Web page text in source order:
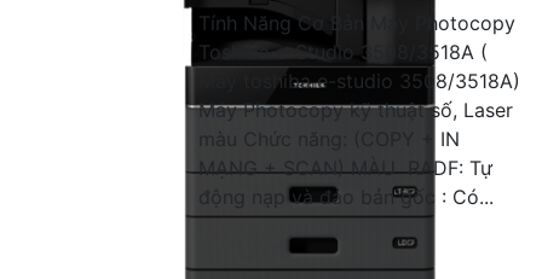
Tính Năng Cơ Bản Máy Photocopy
Toshiba e-Studio 3508/3518A (
Máy toshiba e-studio 3508/3518A)
Máy Photocopy kỹ thuật số, Laser
màu Chức năng: (COPY + IN
MẠNG + SCAN) MÀU RADF: Tự
động nạp và đảo bản gốc : Có...